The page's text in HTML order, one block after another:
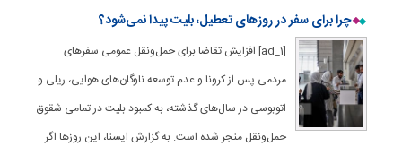
چرا برای سفر در روزهای تعطیل، بلیت پیدا نمی‌شود؟
[ad_1] افزایش تقاضا برای حمل‌ونقل عمومی سفرهای
مردمی پس از کرونا و عدم توسعه ناوگان‌های هوایی، ریلی و
اتوبوسی در سال‌های گذشته، به کمبود بلیت در تمامی شقوق
حمل‌ونقل منجر شده است. به گزارش ایسنا، این روزها اگر